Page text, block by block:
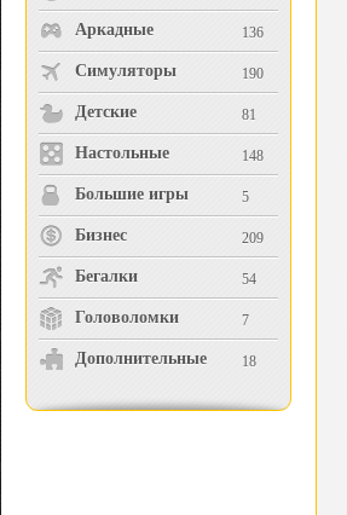
Аркадные 136
Симуляторы 190
Детские 81
Настольные 148
Большие игры 5
Бизнес 209
Бегалки 54
Головоломки 7
Дополнительные 18